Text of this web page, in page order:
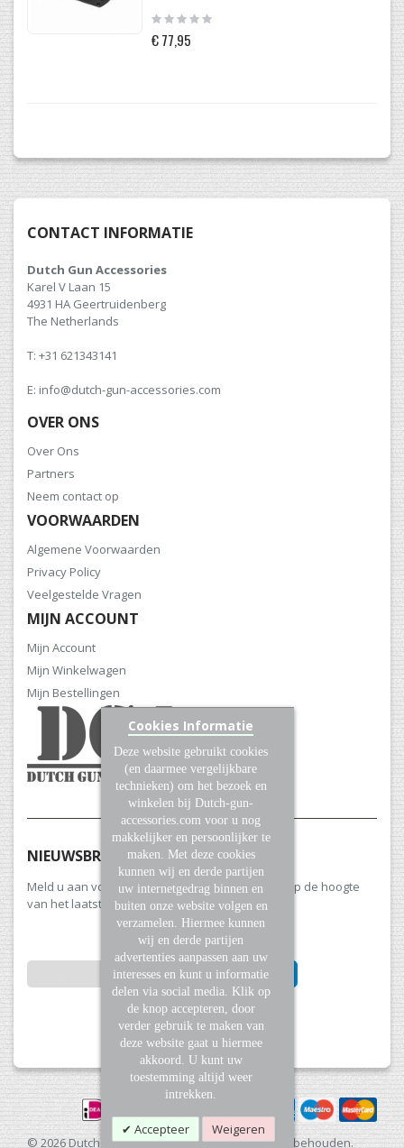
Rating:
0%
€ 77,95
CONTACT INFORMATIE
Dutch Gun Accessories
Karel V Laan 15
4931 HA Geertruidenberg
The Netherlands
T: +31 621343141
E: info@dutch-gun-accessories.com
OVER ONS
Over Ons
Partners
Neem contact op
VOORWAARDEN
Algemene Voorwaarden
Privacy Policy
Veelgestelde Vragen
MIJN ACCOUNT
Mijn Account
Mijn Winkelwagen
Mijn Bestellingen
NIEUWSBRIEF
Meld u aan voor onze nieuwsbrief en blijf altijd op de hoogte
van het laatste nieuws en aanbiedingen.
onze
nieuwsbrief
INSCHRIJVEN
© 2026 Dutch Gun Accessories. Alle rechten voorbehouden.
Cookies Informatie
Deze website gebruikt cookies
(en daarmee vergelijkbare
technieken) om het bezoek en
winkelen bij Dutch-gun-
accessories.com voor u nog
makkelijker en persoonlijker te
maken. Met deze cookies
kunnen wij en derde partijen
uw internetgedrag binnen en
buiten onze website volgen en
verzamelen. Hiermee kunnen
wij en derde partijen
advertenties aanpassen aan uw
interesses en kunt u informatie
delen via social media. Klik op
de knop accepteren, door
verder gebruik te maken van
deze website gaat u hiermee
akkoord. U kunt uw
toestemming altijd weer
intrekken.
Accepteer Weigeren